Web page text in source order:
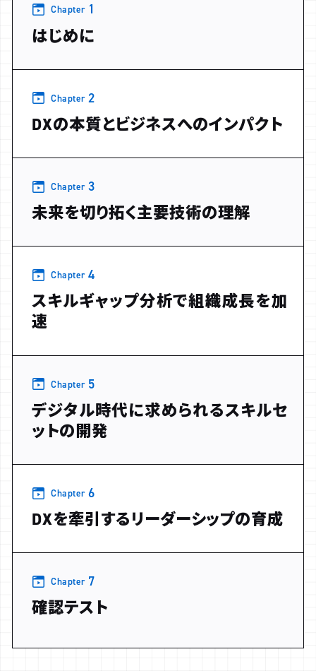
Chapter 1
はじめに
Chapter 2
DXの本質とビジネスへのインパクト
Chapter 3
未来を切り拓く主要技術の理解
Chapter 4
スキルギャップ分析で組織成長を加
速
Chapter 5
デジタル時代に求められるスキルセ
ットの開発
Chapter 6
DXを牽引するリーダーシップの育成
Chapter 7
確認テスト